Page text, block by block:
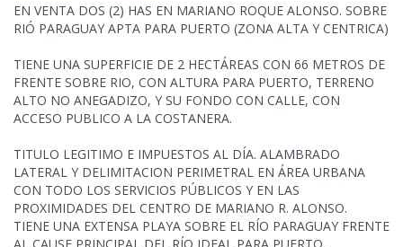
EN VENTA DOS (2) HAS EN MARIANO ROQUE ALONSO. SOBRE
RIÓ PARAGUAY APTA PARA PUERTO (ZONA ALTA Y CENTRICA)
TIENE UNA SUPERFICIE DE 2 HECTÁREAS CON 66 METROS DE
FRENTE SOBRE RIO, CON ALTURA PARA PUERTO, TERRENO
ALTO NO ANEGADIZO, Y SU FONDO CON CALLE, CON
ACCESO PUBLICO A LA COSTANERA.
TITULO LEGITIMO E IMPUESTOS AL DÍA. ALAMBRADO
LATERAL Y DELIMITACION PERIMETRAL EN ÁREA URBANA
CON TODO LOS SERVICIOS PÚBLICOS Y EN LAS
PROXIMIDADES DEL CENTRO DE MARIANO R. ALONSO.
TIENE UNA EXTENSA PLAYA SOBRE EL RÍO PARAGUAY FRENTE
AL CAUSE PRINCIPAL DEL RÍO IDEAL PARA PUERTO,